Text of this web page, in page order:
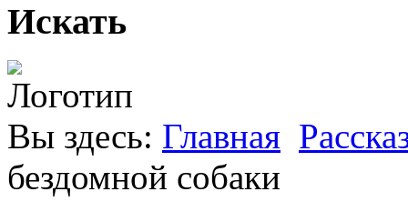
Искать
Вы здесь: Главная
бездомной собаки